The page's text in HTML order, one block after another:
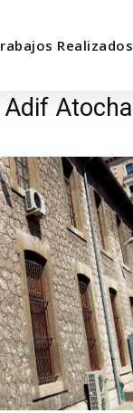
Realizados
Adif Atocha